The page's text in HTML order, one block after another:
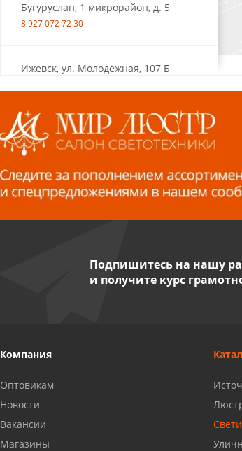
Бугуруслан, 1 микрорайон, д. 5
8 927 072 72 30
Ижевск, ул. Молодёжная, 107 Б
Волжский, ул. Мира 47 В
8 927 255 38 33
Пенза, ул. Пролетарская, 61 ТЦ
"Стройбери"
Миасс, ул. Романенко, 95
8 927 009 54 63
Саратов, ул. Танкистов, 37 (БЦ
Подпишитесь на нашу
и получите курс
Компания
Оптовикам
Новости
Вакансии
Магазины